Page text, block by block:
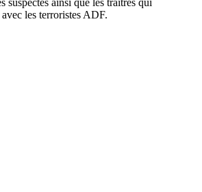
suspectes ainsi que les traîtres qui
les terroristes ADF.